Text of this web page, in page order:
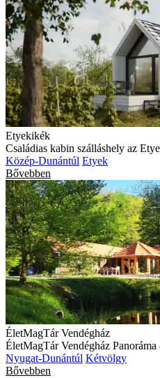
Etyekikék
Családias kabin szálláshely az
Közép-Dunántúl Etyek
Bővebben
ÉletMagTár Vendégház
ÉletMagTár Vendégház Panoráma
Nyugat-Dunántúl Kétvölgy
Bővebben